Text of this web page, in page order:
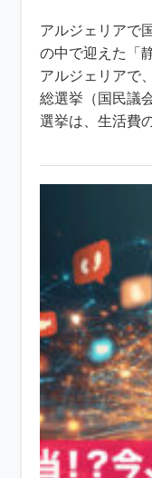
アルジェリアで
の中で迎えた「
アルジェリアで
総選挙（国民議
選挙は、生活費